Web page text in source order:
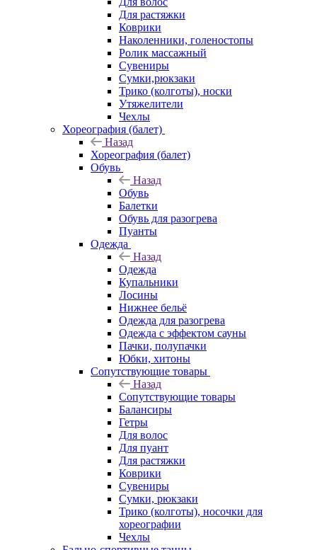
Для растяжки
Коврики
Наколенники, голеностопы
Ролик массажный
Сувениры
Сумки,рюкзаки
Трико (колготы), носки
Утяжелители
Чехлы
Хореография (балет)
Назад
Хореография (балет)
Обувь
Назад
Обувь
Балетки
Обувь для разогрева
Пуанты
Одежда
Назад
Одежда
Купальники
Лосины
Нижнее бельё
Одежда для разогрева
Одежда с эффектом сауны
Пачки, полупачки
Юбки, хитоны
Сопутствующие товары
Назад
Сопутствующие товары
Балансиры
Гетры
Для волос
Для пуант
Для растяжки
Коврики
Сувениры
Сумки, рюкзаки
Трико (колготы), носочки для
хореографии
Чехлы